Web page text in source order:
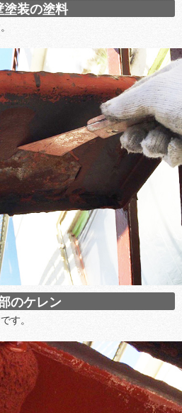
塗装の塗料
のケレン
す。